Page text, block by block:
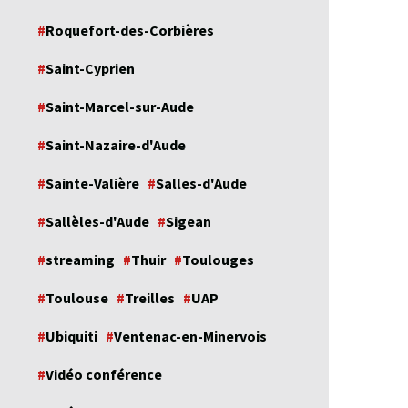
Roquefort-des-Corbières
Saint-Cyprien
Saint-Marcel-sur-Aude
Saint-Nazaire-d'Aude
Sainte-Valière Salles-d'Aude
Sallèles-d'Aude Sigean
streaming Thuir Toulouges
Toulouse Treilles UAP
Ubiquiti Ventenac-en-Minervois
Vidéo conférence